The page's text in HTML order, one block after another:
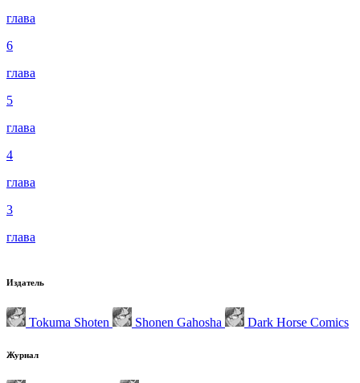
глава
6
глава
5
глава
4
глава
3
глава
Издатель
Tokuma Shoten Shonen Gahosha Dark Horse Comics
Журнал